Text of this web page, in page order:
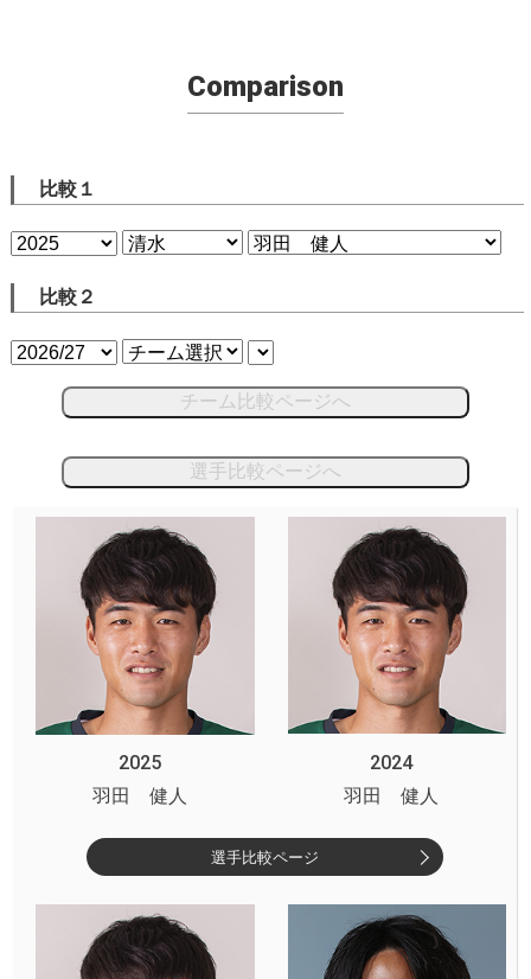
Comparison
比較１
比較２
チーム比較ページへ
選手比較ページへ
2025
2024
羽田 健人
羽田 健人
選手比較ページ